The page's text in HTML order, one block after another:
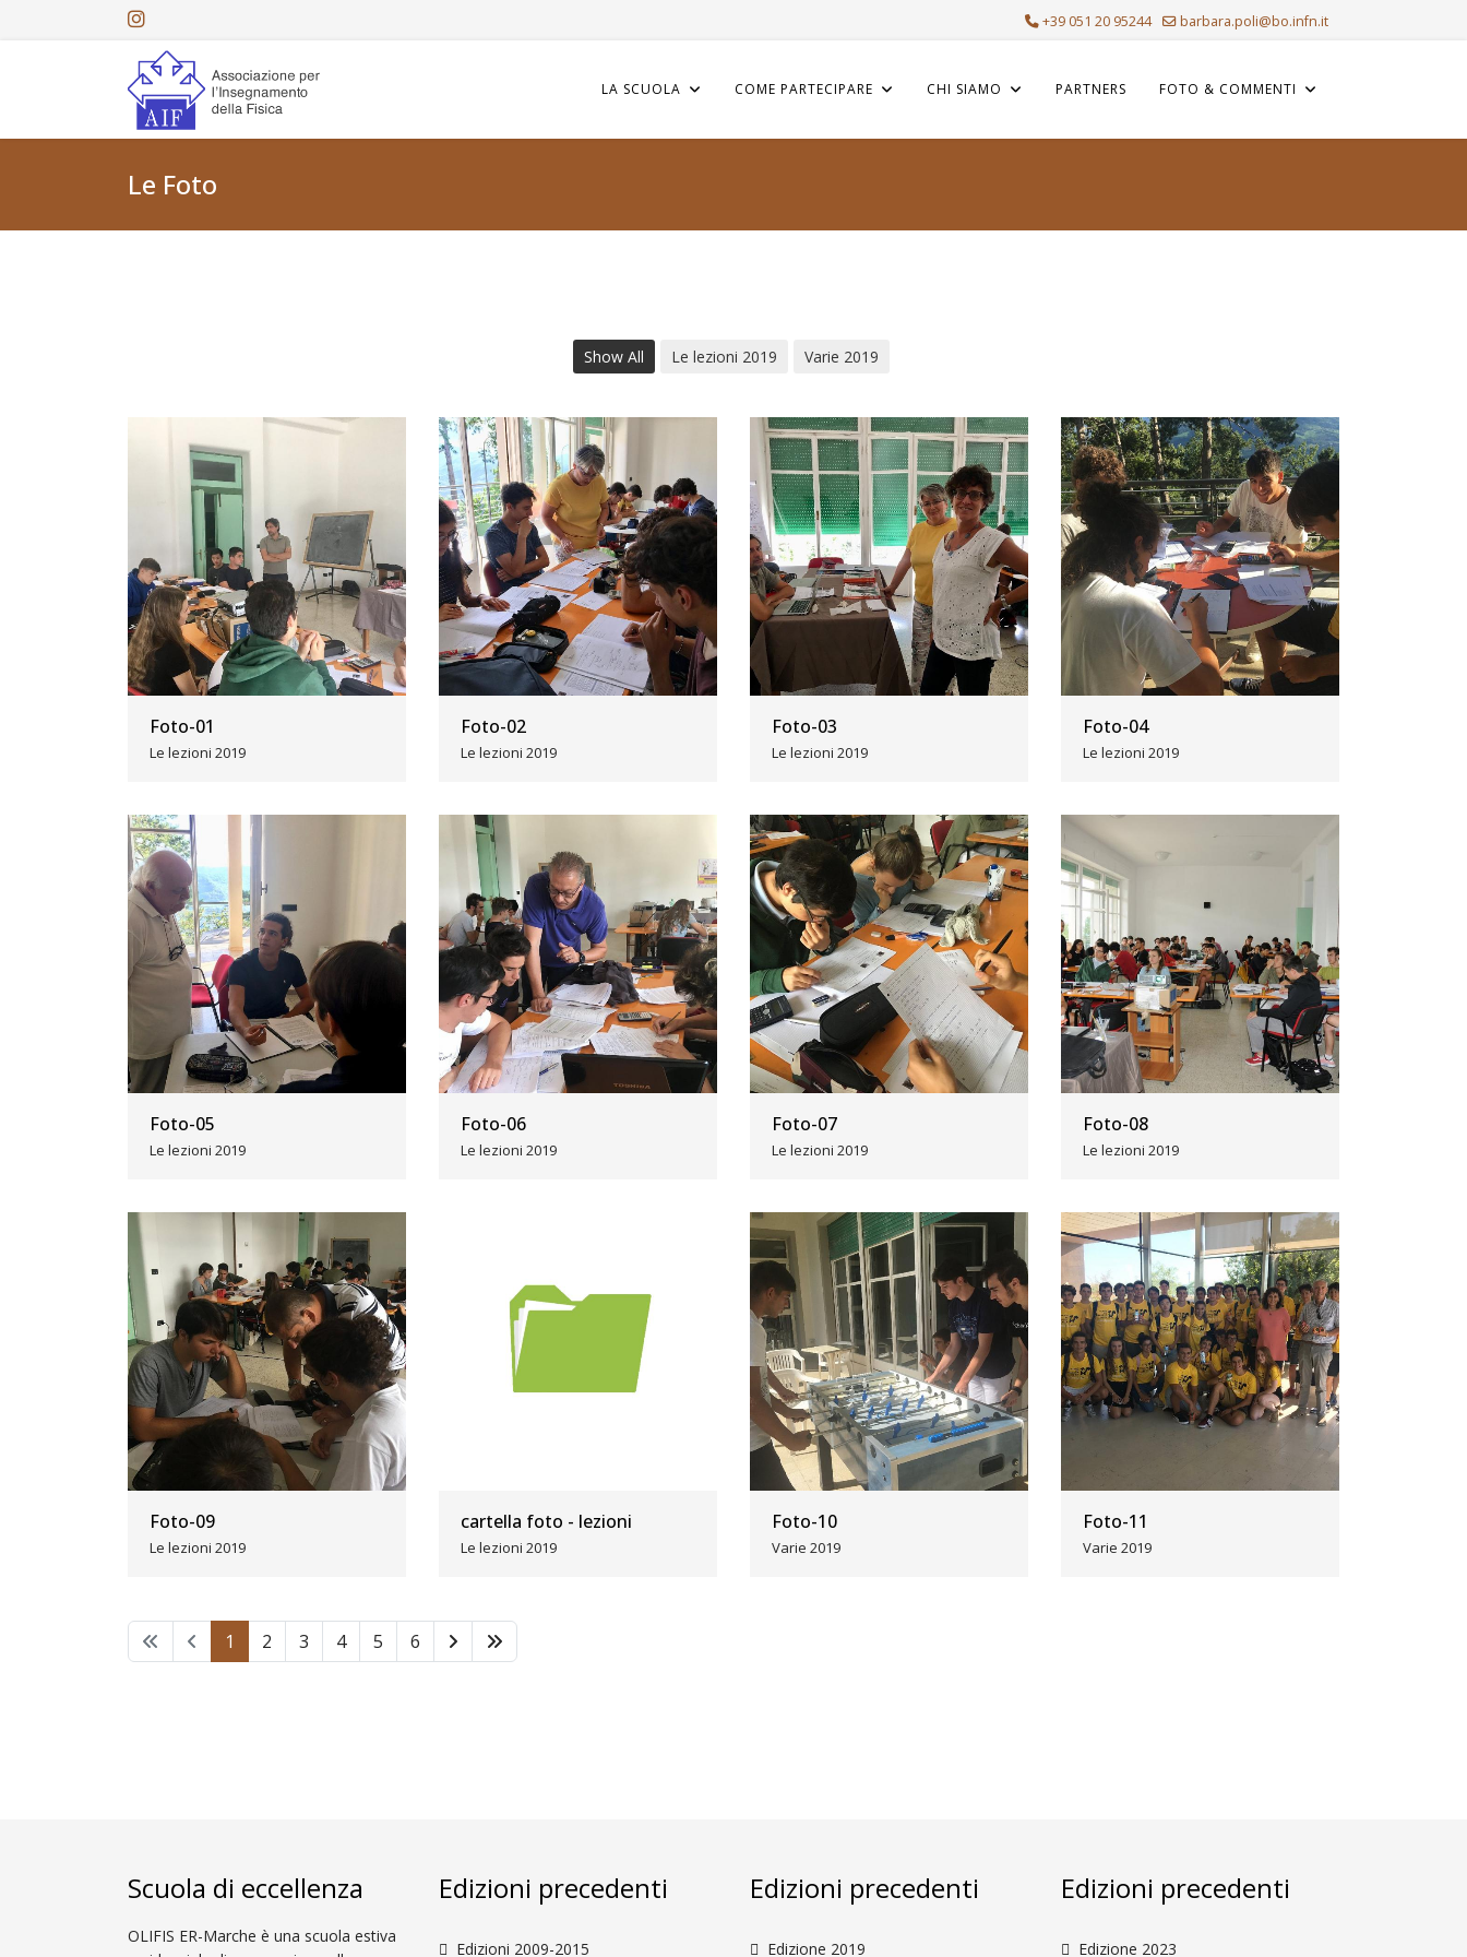
+39 051 20 95244 barbara.poli@bo.infn.it
LA SCUOLA COME PARTECIPARE CHI SIAMO PARTNERS FOTO & COMMENTI
Le Foto
Show All Le lezioni 2019 Varie 2019
Foto-01
Le lezioni 2019
Foto-02
Le lezioni 2019
Foto-03
Le lezioni 2019
Foto-04
Le lezioni 2019
Foto-05
Le lezioni 2019
Foto-06
Le lezioni 2019
Foto-07
Le lezioni 2019
Foto-08
Le lezioni 2019
Foto-09
Le lezioni 2019
cartella foto - lezioni
Le lezioni 2019
Foto-10
Varie 2019
Foto-11
Varie 2019
1 2 3 4 5 6
Scuola di eccellenza
OLIFIS ER-Marche è una scuola estiva
Edizioni precedenti
Edizioni 2009-2015
Edizioni precedenti
Edizione 2019
Edizioni precedenti
Edizione 2023